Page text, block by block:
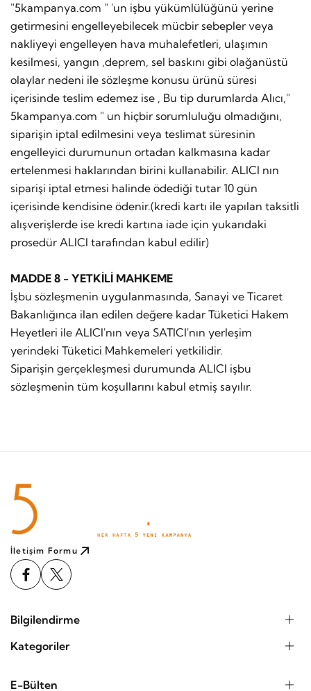
"5kampanya.com " 'un işbu yükümlülüğünü yerine
getirmesini engelleyebilecek mücbir sebepler veya
nakliyeyi engelleyen hava muhalefetleri, ulaşımın
kesilmesi, yangın ,deprem, sel baskını gibi olağanüstü
olaylar nedeni ile sözleşme konusu ürünü süresi
içerisinde teslim edemez ise , Bu tip durumlarda Alıcı,"
5kampanya.com " un hiçbir sorumluluğu olmadığını,
siparişin iptal edilmesini veya teslimat süresinin
engelleyici durumunun ortadan kalkmasına kadar
ertelenmesi haklarından birini kullanabilir. ALICI nın
siparişi iptal etmesi halinde ödediği tutar 10 gün
içerisinde kendisine ödenir.(kredi kartı ile yapılan taksitli
alışverişlerde ise kredi kartına iade için yukarıdaki
prosedür ALICI tarafından kabul edilir)
MADDE 8 - YETKİLİ MAHKEME
İşbu sözleşmenin uygulanmasında, Sanayi ve Ticaret
Bakanlığınca ilan edilen değere kadar Tüketici Hakem
Heyetleri ile ALICI'nın veya SATICI'nın yerleşim
yerindeki Tüketici Mahkemeleri yetkilidir.
Siparişin gerçekleşmesi durumunda ALICI işbu
sözleşmenin tüm koşullarını kabul etmiş sayılır.
İletişim Formu
Bilgilendirme
Kategoriler
E-Bülten